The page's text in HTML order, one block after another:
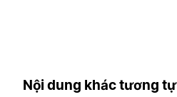
Nội dung khác tương tự